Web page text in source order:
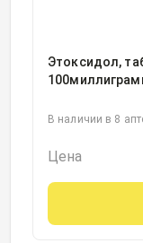
Этоксидол,
В наличии в 8
Цена